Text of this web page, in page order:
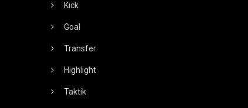
Kick
Goal
Transfer
Highlight
Taktik